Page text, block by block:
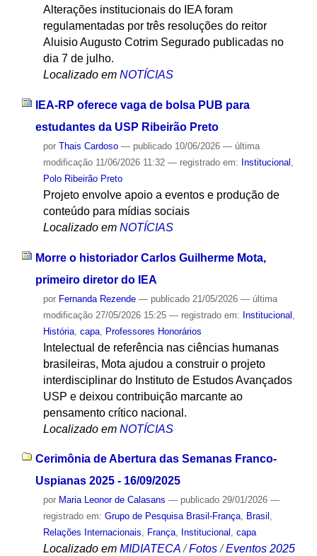
Alterações institucionais do IEA foram
regulamentadas por três resoluções do reitor
Aluisio Augusto Cotrim Segurado publicadas no
dia 7 de julho.
Localizado em NOTÍCIAS
IEA-RP oferece vaga de bolsa PUB para
estudantes da USP Ribeirão Preto
por Thais Cardoso — publicado10/06/2026 — última
modificação11/06/2026 11:32 — registrado em: Institucional ,
Polo Ribeirão Preto
Projeto envolve apoio a eventos e produção de
conteúdo para mídias sociais
Localizado em NOTÍCIAS
Morre o historiador Carlos Guilherme Mota,
primeiro diretor do IEA
por Fernanda Rezende — publicado21/05/2026 — última
modificação27/05/2026 15:25 — registrado em: Institucional
História, capa, Professores Honorários
Intelectual de referência nas ciências humanas
brasileiras, Mota ajudou a construir o projeto
interdisciplinar do Instituto de Estudos Avançados
USP e deixou contribuição marcante ao
pensamento crítico nacional.
Localizado em NOTÍCIAS
Cerimônia de Abertura das Semanas Franco-
Uspianas 2025 - 16/09/2025
por Maria Leonor de Calasans — publicado29/01/2026 —
registrado em: Grupo de Pesquisa Brasil-França, Brasil ,
Relações Internacionais, França, Institucional , capa
Localizado em MIDIATECA /Fotos /Eventos 2025